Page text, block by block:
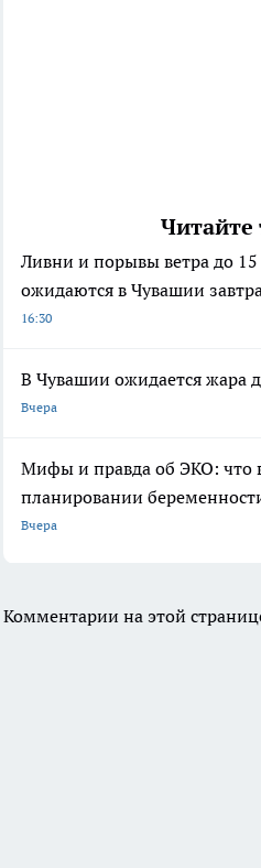
Читайте
Ливни и порывы ветра до 15
ожидаются в Чувашии завтра
16:30
В Чувашии ожидается жара
Вчера
Мифы и правда об ЭКО: что
планировании
Вчера
Комментарии на этой